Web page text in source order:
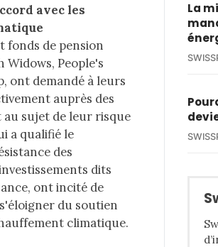
avec les
fonds de pension
People's
ont demandé à leurs
auprès des
au sujet de leur risque
a qualifié le
des
dits
ont incité de
du soutien
climatique.
La